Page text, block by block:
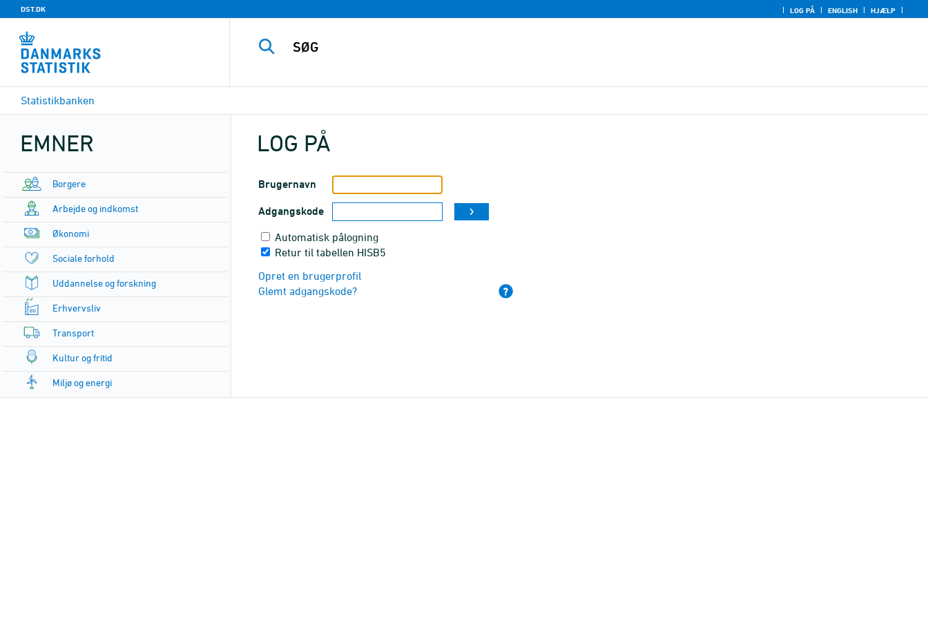
DST.DK LOG PÅ ENGLISH HJÆLP
Statistikbanken
EMNER
Borgere
Arbejde og indkomst
Økonomi
Sociale forhold
Uddannelse og forskning
Erhvervsliv
Transport
Kultur og fritid
Miljø og energi
LOG PÅ
Brugernavn
Adgangskode
Automatisk pålogning
Retur til tabellen HISB5
Opret en brugerprofil
Glemt adgangskode?